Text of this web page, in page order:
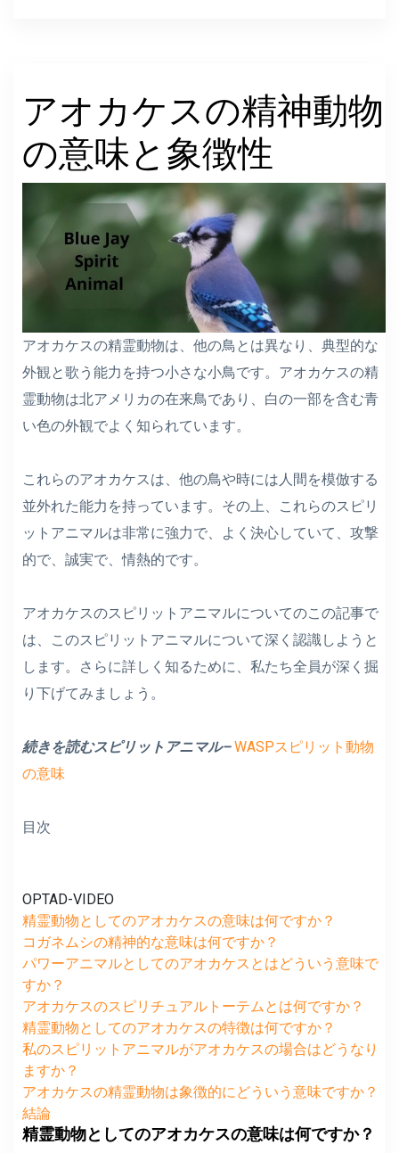
アオカケスの精神動物
の意味と象徴性
アオカケスの精霊動物は、他の鳥とは異なり、典型的な
外観と歌う能力を持つ小さな小鳥です。アオカケスの精
霊動物は北アメリカの在来鳥であり、白の一部を含む青
い色の外観でよく知られています。
これらのアオカケスは、他の鳥や時には人間を模倣する
並外れた能力を持っています。その上、これらのスピリ
ットアニマルは非常に強力で、よく決心していて、攻撃
的で、誠実で、情熱的です。
アオカケスのスピリットアニマルについてのこの記事で
は、このスピリットアニマルについて深く認識しようと
します。さらに詳しく知るために、私たち全員が深く掘
り下げてみましょう。
続きを読むスピリットアニマル– WASPスピリット動物
の意味
目次
OPTAD-VIDEO
精霊動物としてのアオカケスの意味は何ですか？
コガネムシの精神的な意味は何ですか？
パワーアニマルとしてのアオカケスとはどういう意味で
すか？
アオカケスのスピリチュアルトーテムとは何ですか？
精霊動物としてのアオカケスの特徴は何ですか？
私のスピリットアニマルがアオカケスの場合はどうなり
ますか？
アオカケスの精霊動物は象徴的にどういう意味ですか？
結論
精霊動物としてのアオカケスの意味は何ですか？